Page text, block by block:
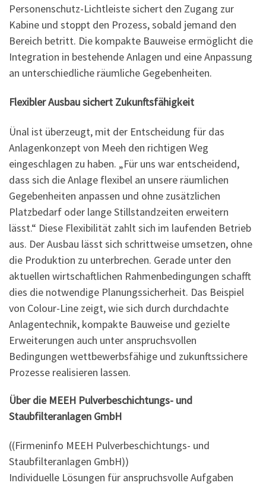
Personenschutz-Lichtleiste sichert den Zugang zur
Kabine und stoppt den Prozess, sobald jemand den
Bereich betritt. Die kompakte Bauweise ermöglicht die
Integration in bestehende Anlagen und eine Anpassung
an unterschiedliche räumliche Gegebenheiten.
Flexibler Ausbau sichert Zukunftsfähigkeit
Ünal ist überzeugt, mit der Entscheidung für das
Anlagenkonzept von Meeh den richtigen Weg
eingeschlagen zu haben. „Für uns war entscheidend,
dass sich die Anlage flexibel an unsere räumlichen
Gegebenheiten anpassen und ohne zusätzlichen
Platzbedarf oder lange Stillstandzeiten erweitern
lässt.“ Diese Flexibilität zahlt sich im laufenden Betrieb
aus. Der Ausbau lässt sich schrittweise umsetzen, ohne
die Produktion zu unterbrechen. Gerade unter den
aktuellen wirtschaftlichen Rahmenbedingungen schafft
dies die notwendige Planungssicherheit. Das Beispiel
von Colour-Line zeigt, wie sich durch durchdachte
Anlagentechnik, kompakte Bauweise und gezielte
Erweiterungen auch unter anspruchsvollen
Bedingungen wettbewerbsfähige und zukunftssichere
Prozesse realisieren lassen.
Über die MEEH Pulverbeschichtungs- und
Staubfilteranlagen GmbH
((Firmeninfo MEEH Pulverbeschichtungs- und
Staubfilteranlagen GmbH))
Individuelle Lösungen für anspruchsvolle Aufgaben